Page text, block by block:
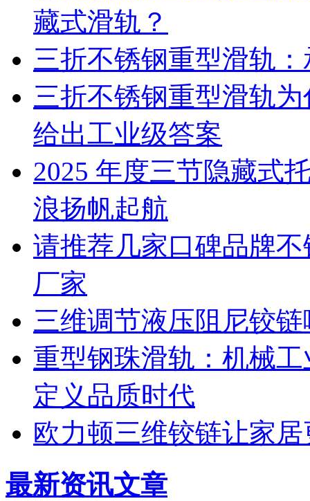
藏式滑轨？
三折不锈钢重型滑轨
三折不锈钢重型滑轨
给出工业级答案
2025 年度三节隐藏式
浪扬帆起航
请推荐几家口碑品牌
厂家
三维调节液压阻尼铰
重型钢珠滑轨：机械
定义品质时代
欧力顿三维铰链让家居
最新资讯文章